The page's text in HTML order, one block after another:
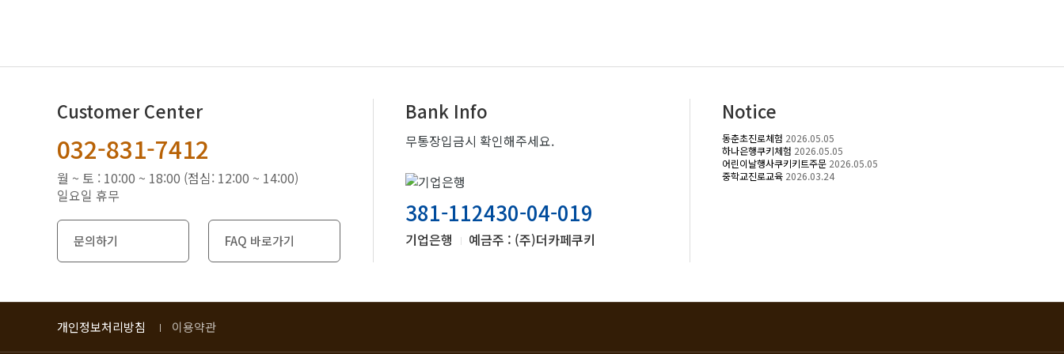
Customer Center
032-831-7412
월 ~ 토 : 10:00 ~ 18:00 (점심: 12:00 ~ 14:00)
일요일 휴무
문의하기 FAQ 바로가기
Bank Info
무통장입금시 확인해주세요.
381-112430-04-019
기업은행 예금주 : (주)더카페쿠키
Notice
동춘초진로체험 2026.05.05
하나은행쿠키체험 2026.05.05
어린이날행사쿠키키트주문 2026.05.05
중학교진로교육 2026.03.24
개인정보처리방침 이용약관